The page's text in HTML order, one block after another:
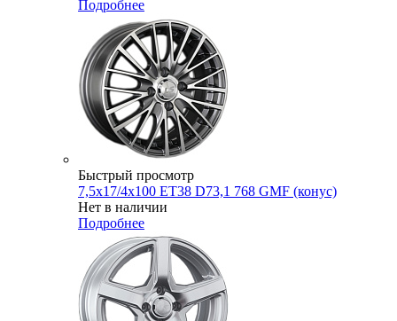
Подробнее
Быстрый просмотр
7,5x17/4x100 ET38 D73,1 768 GMF (конус)
Нет в наличии
Подробнее